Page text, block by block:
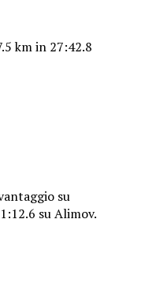
km in 27:42.8
su
su Alimov.